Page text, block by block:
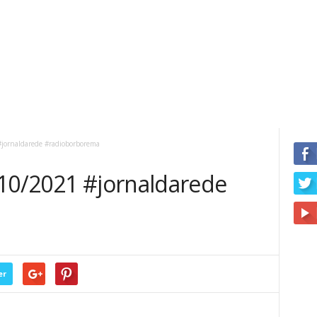
#radioborborema
2021 #jornaldarede